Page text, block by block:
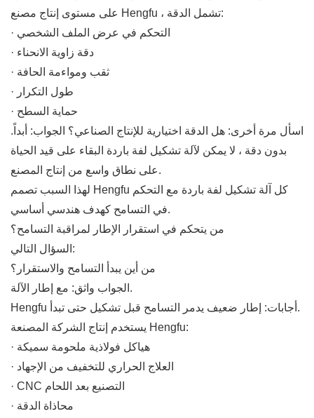
على مستوى إنتاج مصنع Hengfu ، تشمل الدقة:
· التحكم في عرض الملف الشخصي
· دقة زاوية الانحناء
· ثقب ومواءمة الحافة
· طول التكرار
· حماية السطح
اسأل مرة أخرى: هل الدقة اختيارية للإنتاج الصناعي؟ الجواب: أبداً.
بدون دقة ، لا يمكن لآلة تشكيل لفة باردة البقاء على قيد الحياة
على نطاق واسع من إنتاج المصنع.
لهذا السبب تصمم Hengfu كل آلة تشكيل لفة باردة مع التحكم
في التسامح كهدف هندسي أساسي.
من يتحكم في استقرار الإطار لمراقبة التسامح؟
السؤال التالي:
من أين يبدأ التسامح والاستقرار؟
الجواب واثق: مع إطار الآلة.
Hengfu أجابات: إطار ضعيف يدمر التسامح قبل تشكيل حتى تبدأ.
يستخدم إنتاج الشركة المصنعة Hengfu:
· هياكل فولاذية ملحومة سميكة
· العلاج الحراري للتخفيف من الإجهاد
· CNC التصنيع بعد اللحام
· محاذاة الدقة